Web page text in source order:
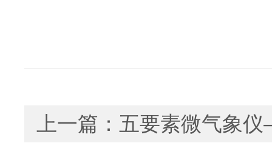
上一篇： 五要素微气象